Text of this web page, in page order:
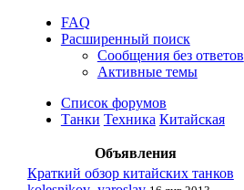
FAQ
Расширенный поиск
Сообщения без ответов
Активные темы
Список форумов
Танки Техника Китайская
Объявления
Краткий обзор китайских танков